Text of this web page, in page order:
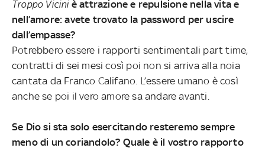
Troppo Viciniè attrazione e repulsione nella vita e
nell’amore: avete trovato la password per uscire
dall’empasse?
Potrebbero essere i rapporti sentimentali part time,
contratti di sei mesi così poi non si arriva alla noia
cantata da Franco Califano. L’essere umano è così
anche se poi il vero amore sa andare avanti.
Se Dio si sta solo esercitando resteremo sempre
meno di un coriandolo? Quale è il vostro rapporto